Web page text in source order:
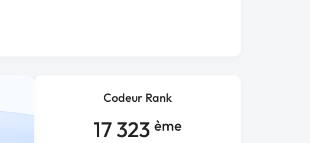
Codeur Rank
17 323 ème